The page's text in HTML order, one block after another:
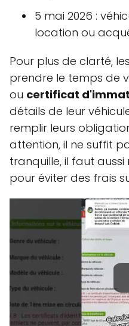
5 mai 2026 :
location ou
Pour plus de clarté,
prendre le temps de
ou certificat
détails de leur
remplir leurs
attention, il ne suffit
tranquille, il faut
pour éviter des frais